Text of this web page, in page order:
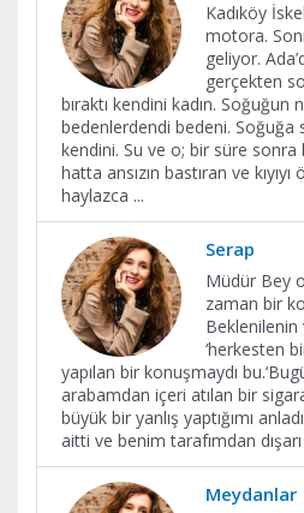
Kadıköy
motora.
geliyor.
gerçekten
bıraktı kendini kadın. Soğuğun
bedenlerdendi bedeni. Soğuğa
kendini. Su ve o; bir süre
hatta ansızın bastıran ve
haylazca ...
Serap
Müdür Bey o
zaman bir
Beklenilenin
‘herkesten
yapılan bir konuşmaydı
arabamdan içeri atılan bir
büyük bir yanlış yaptığımı
aitti ve benim tarafımdan dışarı
Meydanlar